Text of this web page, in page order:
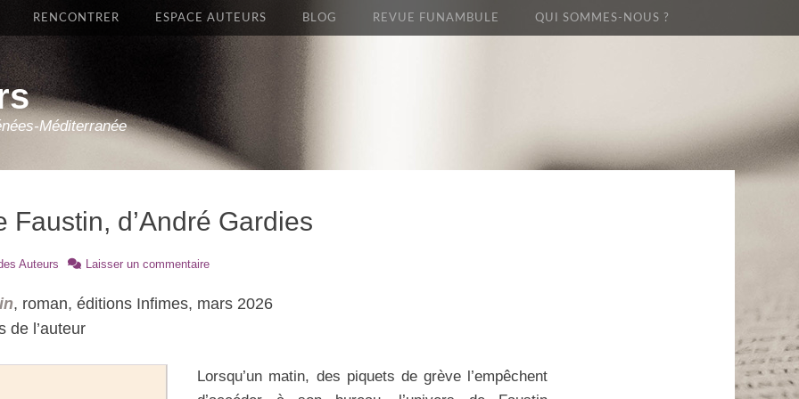
Méditerranée
RENCONTRER ESPACE AUTEURS BLOG REVUE FUNAMBULE QUI SOMMES-NOUS ?
Faustin, d’André Gardies
Auteurs Laisser un commentaire
, roman, éditions Infimes, mars 2026
de l’auteur
Lorsqu’un matin, des piquets de grève l’empêchent